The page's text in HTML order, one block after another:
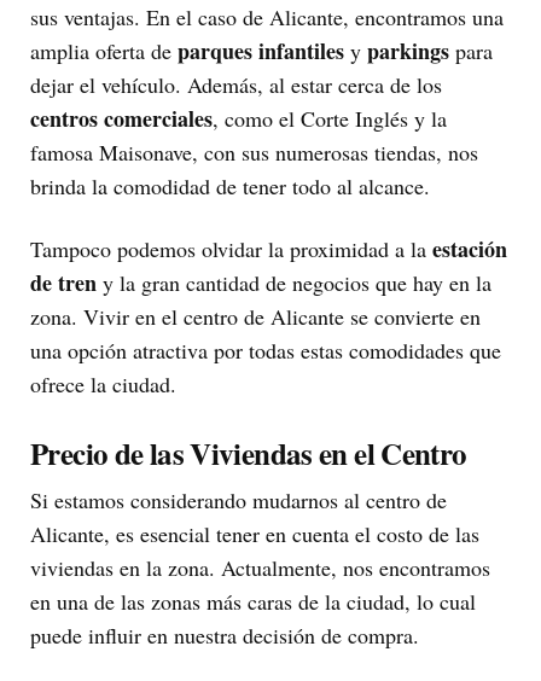
sus ventajas. En el caso de Alicante, encontramos una
amplia oferta de parques infantiles y parkings para
dejar el vehículo. Además, al estar cerca de los
centros comerciales, como el Corte Inglés y la
famosa Maisonave, con sus numerosas tiendas, nos
brinda la comodidad de tener todo al alcance.
Tampoco podemos olvidar la proximidad a la estación
de tren y la gran cantidad de negocios que hay en la
zona. Vivir en el centro de Alicante se convierte en
una opción atractiva por todas estas comodidades que
ofrece la ciudad.
Precio de las Viviendas en el Centro
Si estamos considerando mudarnos al centro de
Alicante, es esencial tener en cuenta el costo de las
viviendas en la zona. Actualmente, nos encontramos
en una de las zonas más caras de la ciudad, lo cual
puede influir en nuestra decisión de compra.